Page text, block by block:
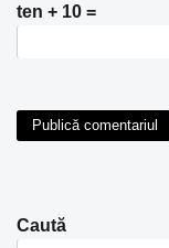
ten + 10 =
Caută